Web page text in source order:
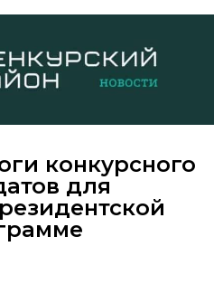
конкурсного
для